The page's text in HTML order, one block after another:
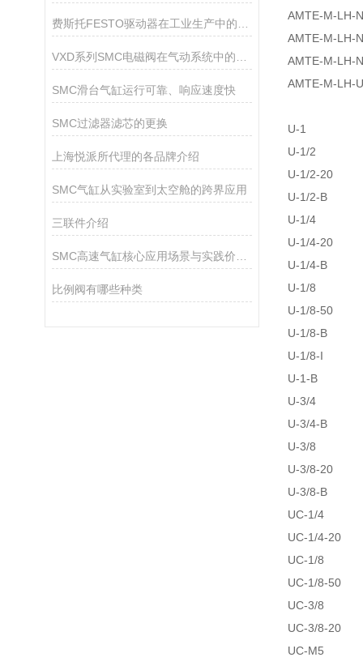
SMC滑台气缸运行可靠、响应速度快
SMC过滤器滤芯的更换
上海悦派所代理的各品牌介绍
SMC气缸从实验室到太空舱的跨界应用
三联件介绍
比例阀有哪些种类
AMTE-M-LH-
AMTE-M-LH-
AMTE-M-LH-
AMTE-M-LH-
U-1
U-1/2
U-1/2-20
U-1/2-B
U-1/4
U-1/4-20
U-1/4-B
U-1/8
U-1/8-50
U-1/8-B
U-1/8-I
U-1-B
U-3/4
U-3/4-B
U-3/8
U-3/8-20
U-3/8-B
UC-1/4
UC-1/4-20
UC-1/8
UC-1/8-50
UC-3/8
UC-3/8-20
UC-M5